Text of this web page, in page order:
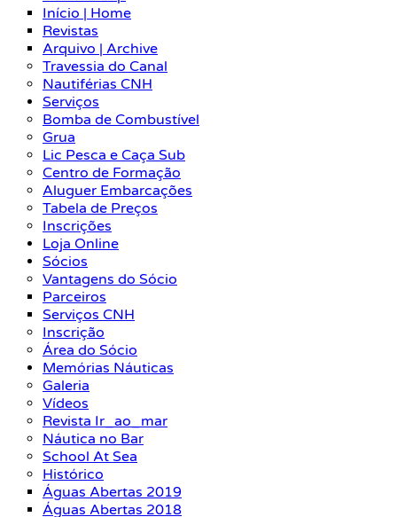
Início | Home
Revistas
Arquivo | Archive
Travessia do Canal
Nautiférias CNH
Serviços
Bomba de Combustível
Grua
Lic Pesca e Caça Sub
Centro de Formação
Aluguer Embarcações
Tabela de Preços
Inscrições
Loja Online
Sócios
Vantagens do Sócio
Parceiros
Serviços CNH
Inscrição
Área do Sócio
Memórias Náuticas
Galeria
Vídeos
Revista Ir_ao_mar
Náutica no Bar
School At Sea
Histórico
Águas Abertas 2019
Águas Abertas 2018